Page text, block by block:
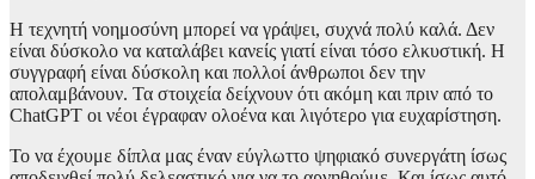
Η τεχνητή νοημοσύνη μπορεί να γράψει, συχνά πολύ καλά. Δεν
είναι δύσκολο να καταλάβει κανείς γιατί είναι τόσο ελκυστική. Η
συγγραφή είναι δύσκολη και πολλοί άνθρωποι δεν την
απολαμβάνουν. Τα στοιχεία δείχνουν ότι ακόμη και πριν από το
ChatGPT οι νέοι έγραφαν ολοένα και λιγότερο για ευχαρίστηση.
Το να έχουμε δίπλα μας έναν εύγλωττο ψηφιακό συνεργάτη ίσως